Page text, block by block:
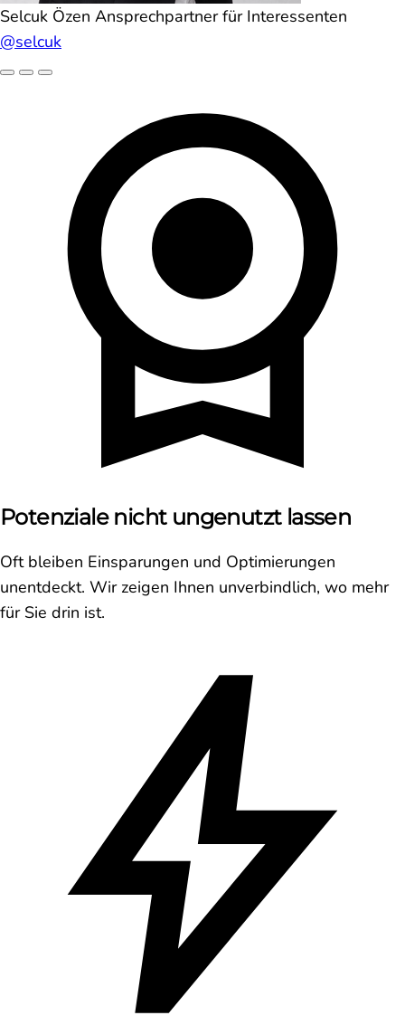
Selcuk Özen Ansprechpartner für Interessenten
@selcuk
Potenziale nicht ungenutzt lassen
Oft bleiben Einsparungen und Optimierungen
unentdeckt. Wir zeigen Ihnen unverbindlich, wo mehr
für Sie drin ist.